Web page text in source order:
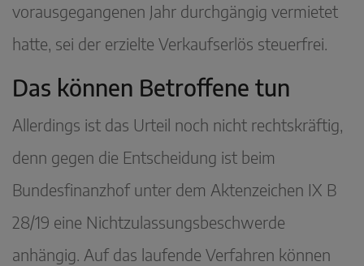
vorausgegangenen Jahr durchgängig vermietet
hatte, sei der erzielte Verkaufserlös steuerfrei.
Das können Betroffene tun
Allerdings ist das Urteil noch nicht rechtskräftig,
denn gegen die Entscheidung ist beim
Bundesfinanzhof unter dem Aktenzeichen IX B
28/19 eine Nichtzulassungsbeschwerde
anhängig. Auf das laufende Verfahren können